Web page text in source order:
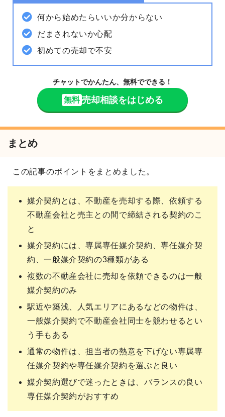
何から始めたらいいか分からない
だまされないか心配
初めての売却で不安
チャットでかんたん、無料でできる！
無料 売却相談をはじめる
まとめ
この記事のポイントをまとめました。
媒介契約とは、不動産を売却する際、依頼する
不動産会社と売主との間で締結される契約のこ
と
媒介契約には、専属専任媒介契約、専任媒介契
約、一般媒介契約の3種類がある
複数の不動産会社に売却を依頼できるのは一般
媒介契約のみ
駅近や築浅、人気エリアにあるなどの物件は、
一般媒介契約で不動産会社同士を競わせるとい
う手もある
通常の物件は、担当者の熱意を下げない専属専
任媒介契約や専任媒介契約を選ぶと良い
媒介契約選びで迷ったときは、バランスの良い
専任媒介契約がおすすめ